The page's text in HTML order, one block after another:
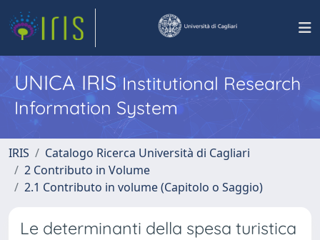
UNICA IRISInstitutional Research
Information System
IRIS
Catalogo Ricerca Università di Cagliari
2 Contributo in Volume
2.1 Contributo in volume (Capitolo o Saggio)
Le determinanti della spesa turistica